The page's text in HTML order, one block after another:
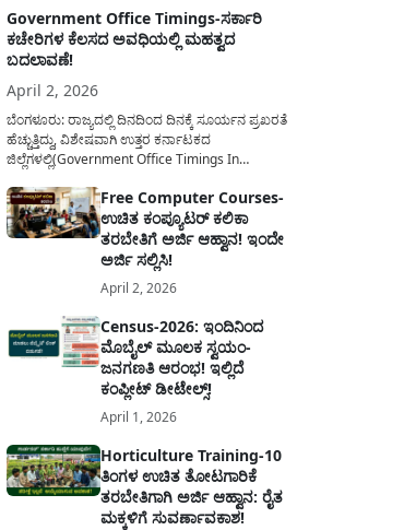
Government Office Timings-ಸರ್ಕಾರಿ
ಕಚೇರಿಗಳ ಕೆಲಸದ ಅವಧಿಯಲ್ಲಿ ಮಹತ್ವದ
ಬದಲಾವಣೆ!
April 2, 2026
ಬೆಂಗಳೂರು: ರಾಜ್ಯದಲ್ಲಿ ದಿನದಿಂದ ದಿನಕ್ಕೆ ಸೂರ್ಯನ ಪ್ರಖರತೆ
ಹೆಚ್ಚುತ್ತಿದ್ದು, ವಿಶೇಷವಾಗಿ ಉತ್ತರ ಕರ್ನಾಟಕದ
ಜಿಲ್ಲೆಗಳಲ್ಲಿ(Government Office Timings In
ಹಿನ್ನೆಲೆಯಲ್ಲಿ ಸರ್ಕಾರಿ ನೌಕರರ ಹಿತದೃಷ್ಟಿಯಿಂದ ಹಾಗೂ
ಸಾರ್ವಜನಿಕರ ಅನುಕೂಲಕ್ಕಾಗಿ ಕರ್ನಾಟಕ ಸರ್ಕಾರವು
ಮಹತ್ವದ ನಿರ್ಧಾರವೊಂದನ್ನು ಕೈಗೊಂಡಿದೆ. ಕಿತ್ತೂರು ಕರ್ನಾಟಕ
ಮತ್ತು ಕಲ್ಯಾಣ ಕರ್ನಾಟಕದ ಒಟ್ಟು 9 ಜಿಲ್ಲೆಗಳಲ್ಲಿ ಏಪ್ರಿಲ್...
Free Computer Courses-
ಉಚಿತ ಕಂಪ್ಯೂಟರ್ ಕಲಿಕಾ
ತರಬೇತಿಗೆ ಅರ್ಜಿ ಆಹ್ವಾನ! ಇಂದೇ
ಅರ್ಜಿ ಸಲ್ಲಿಸಿ!
April 2, 2026
Census-2026: ಇಂದಿನಿಂದ
ಮೊಬೈಲ್ ಮೂಲಕ ಸ್ವಯಂ-
ಜನಗಣತಿ ಆರಂಭ! ಇಲ್ಲಿದೆ
ಕಂಪ್ಲೀಟ್ ಡೀಟೇಲ್ಸ್!
April 1, 2026
Horticulture Training-10
ತಿಂಗಳ ಉಚಿತ ತೋಟಗಾರಿಕೆ
ತರಬೇತಿಗಾಗಿ ಅರ್ಜಿ ಆಹ್ವಾನ: ರೈತ
ಮಕ್ಕಳಿಗೆ ಸುವರ್ಣಾವಕಾಶ!